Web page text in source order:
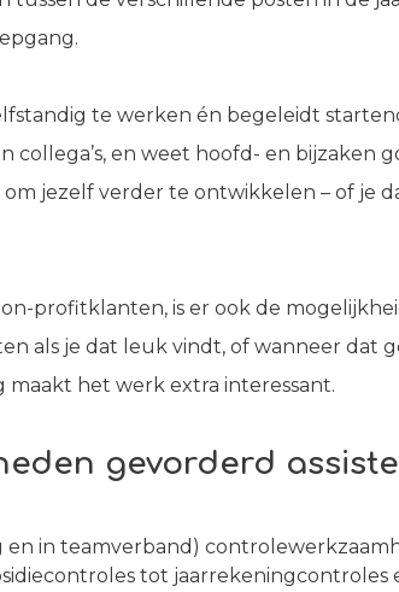
te werken én begeleidt
collega’s, en weet hoofd- en bijzaken
jezelf verder te ontwikkelen – of je
profitklanten, is er ook de
als je dat leuk vindt, of wanneer dat
maakt het werk extra interessant.
gevorderd
en in teamverband)
tot jaarrekeningcontroles